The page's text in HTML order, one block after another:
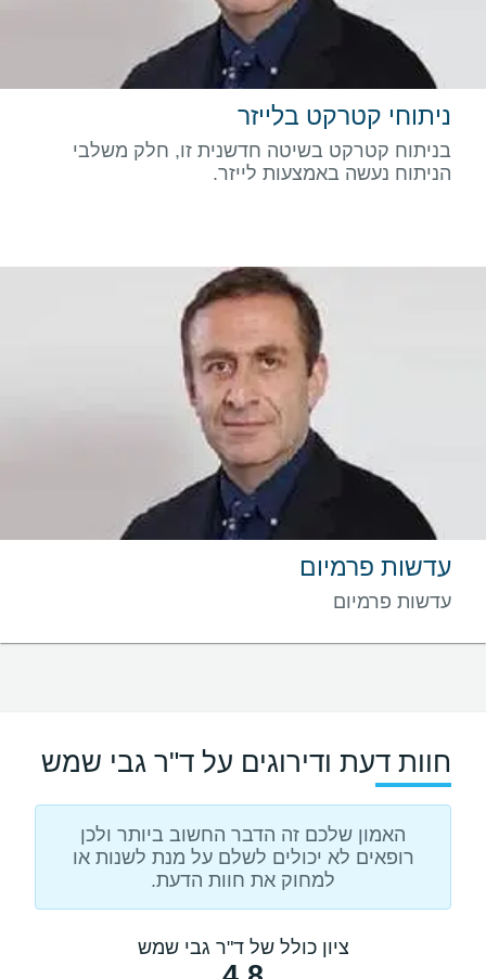
ניתוחי קטרקט בלייזר
בניתוח קטרקט בשיטה חדשנית זו, חלק משלבי
הניתוח נעשה באמצעות לייזר.
עדשות פרמיום
עדשות פרמיום
חוות דעת ודירוגים על ד"ר גבי שמש
האמון שלכם זה הדבר החשוב ביותר ולכן
רופאים לא יכולים לשלם על מנת לשנות או
למחוק את חוות הדעת.
ציון כולל של ד"ר גבי שמש